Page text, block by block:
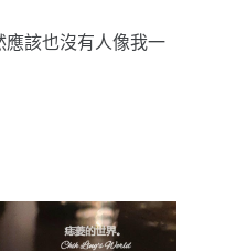
該也沒有人像我一